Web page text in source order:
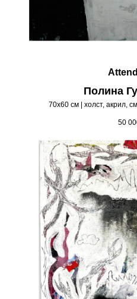
Полина
70х60 см | холст, акрил,
50